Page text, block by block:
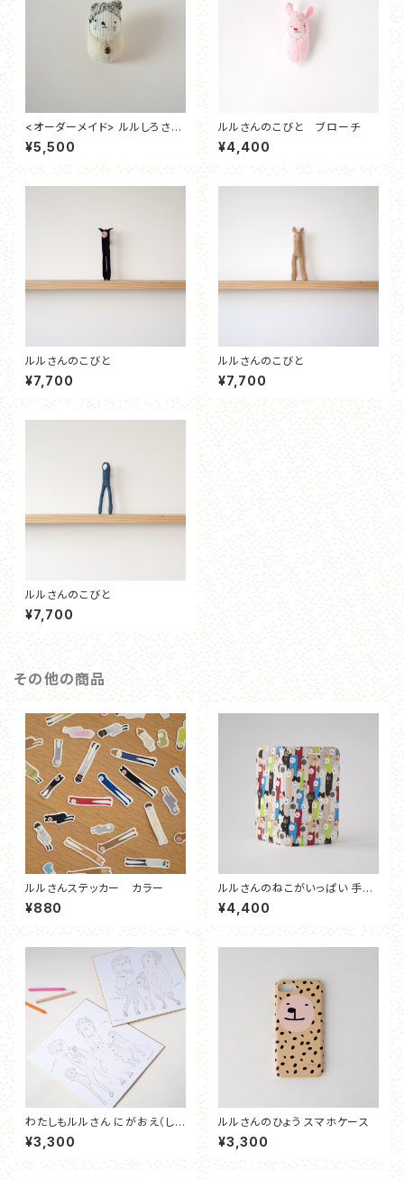
<オーダーメイド> ルルしろさん
のこびと ブローチ
¥5,500
ルルさんのこびと ブローチ
¥4,400
ルルさんのこびと
¥7,700
ルルさんのこびと
¥7,700
ルルさんのこびと
¥7,700
その他の商品
ルルさんステッカー カラー
¥880
ルルさんのねこがいっぱい 手帳
型スマホケース
¥4,400
わたしもルルさん にがおえ（しき
し）
¥3,300
ルルさんのひょう スマホケース
¥3,300